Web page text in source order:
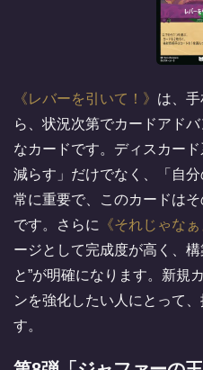
レバーを引いて！
は、
ら、状況次第でカードアド
なカードです。ディスカー
減らす」だけでなく、「自
常に重要で、このカードは
です。さらに
それじゃなぁ
ージとして完成度が高く、
と”が明確になります。新規
ンを強化したい人にとって
す。